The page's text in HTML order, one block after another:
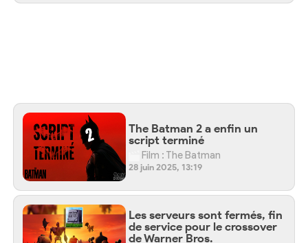
The Batman 2 a enfin un
script terminé
Film : The Batman
28 juin 2025, 13:19
Les serveurs sont fermés, fin
de service pour le crossover
de Warner Bros.